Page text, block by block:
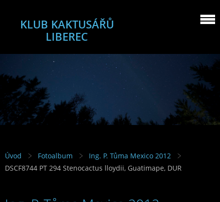
KLUB KAKTUSÁŘŮ
LIBEREC
Úvod Fotoalbum
Ing. P. Tůma Mexico 2012
DSCF8744 PT 294 Stenocactus lloydii, Guatimape, DUR